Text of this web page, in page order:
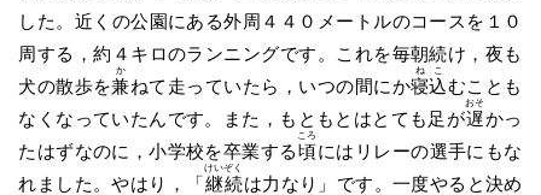
した。近くの公園にある外周４４０メートルのコースを１０
周する，約４キロのランニングです。これを毎朝続け，夜も
犬の散歩を兼
か
ねて走っていたら，いつの間にか寝込
ねこ
むことも
なくなっていたんです。また，もともとはとても足が遅
おそ
かっ
たはずなのに，小学校を卒業する頃
ころ
にはリレーの選手にもな
れました。やはり，「継続
けいぞく
は力なり」です。一度やると決め